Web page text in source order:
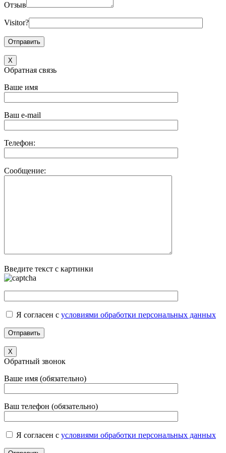
Отзыв
Visitor?
X
Обратная связь
Ваше имя
Ваш e-mail
Телефон:
Сообщение:
Введите текст с картинки
Я согласен с условиями обработки персональных данных
X
Обратный звонок
Ваше имя (обязательно)
Ваш телефон (обязательно)
Я согласен с условиями обработки персональных данных